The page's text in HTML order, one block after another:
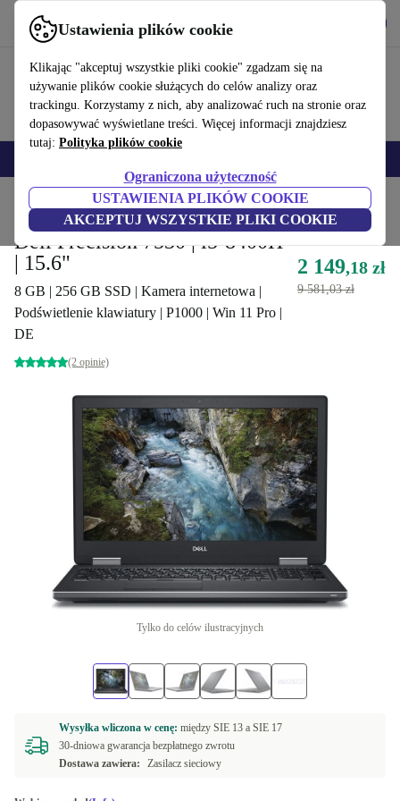
Ustawienia plików cookie
Klikając "akceptuj wszystkie pliki cookie" zgadzam się na
używanie plików cookie służących do celów analizy oraz
trackingu. Korzystamy z nich, aby analizować ruch na stronie oraz
dopasowywać wyświetlane treści. Więcej informacji znajdziesz
tutaj: Polityka plików cookie
Ograniczona użyteczność
USTAWIENIA PLIKÓW COOKIE
AKCEPTUJ WSZYSTKIE PLIKI COOKIE
Korzystaj z refurbed szybko i łatwo
Produkty Laptopy Laptopy Dell
Dell Precision 7530 | i5-8400H
| 15.6"
8 GB | 256 GB SSD | Kamera internetowa |
Podświetlenie klawiatury | P1000 | Win 11 Pro |
DE
(2 opinie)
2 149,18 zł
9 581,03 zł
Tylko do celów ilustracyjnych
Wysyłka wliczona w cenę: między SIE 13 a SIE 17
30-dniowa gwarancja bezpłatnego zwrotu
Dostawa zawiera:
Zasilacz sieciowy